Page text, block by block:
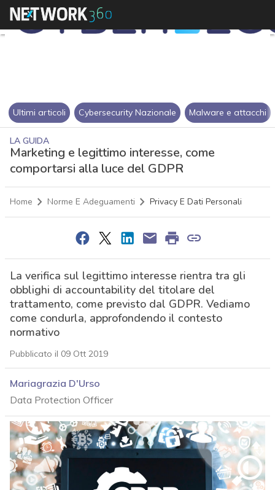
Ultimi articoli Cybersecurity Nazionale Malware e attacchi
LA GUIDA
Marketing e legittimo interesse, come
comportarsi alla luce del GDPR
Home Norme E Adeguamenti Privacy E Dati Personali
La verifica sul legittimo interesse rientra tra gli
obblighi di accountability del titolare del
trattamento, come previsto dal GDPR. Vediamo
come condurla, approfondendo il contesto
normativo
Pubblicato il 09 Ott 2019
Mariagrazia D'Urso
Data Protection Officer